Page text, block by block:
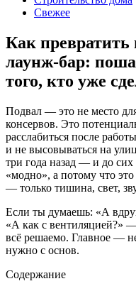
Свежее
Как
лаунж-бар:
того, кто уже
Подвал — это не место
консервов. Это
расслабиться после
и не высовываться на
три года назад — и до
«модно», а потому что
— только тишина, свет,
Если ты думаешь: «А
«А как с вентиляцией?»
всё решаемо. Главное —
нужно с основ.
Содержание